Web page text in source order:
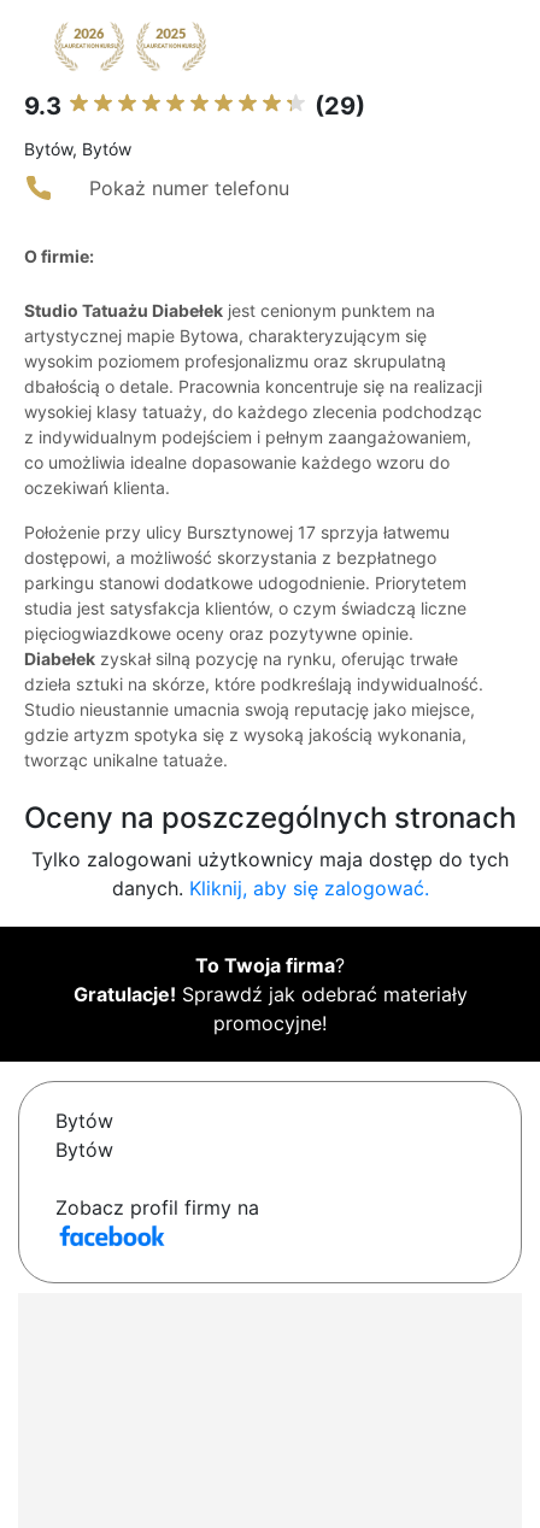
9.3 (29)
Bytów, Bytów
Pokaż numer telefonu
O firmie:
Studio Tatuażu Diabełek jest cenionym punktem na
artystycznej mapie Bytowa, charakteryzującym się
wysokim poziomem profesjonalizmu oraz skrupulatną
dbałością o detale. Pracownia koncentruje się na realizacji
wysokiej klasy tatuaży, do każdego zlecenia podchodząc
z indywidualnym podejściem i pełnym zaangażowaniem,
co umożliwia idealne dopasowanie każdego wzoru do
oczekiwań klienta.
Położenie przy ulicy Bursztynowej 17 sprzyja łatwemu
dostępowi, a możliwość skorzystania z bezpłatnego
parkingu stanowi dodatkowe udogodnienie. Priorytetem
studia jest satysfakcja klientów, o czym świadczą liczne
pięciogwiazdkowe oceny oraz pozytywne opinie.
Diabełek zyskał silną pozycję na rynku, oferując trwałe
dzieła sztuki na skórze, które podkreślają indywidualność.
Studio nieustannie umacnia swoją reputację jako miejsce,
gdzie artyzm spotyka się z wysoką jakością wykonania,
tworząc unikalne tatuaże.
Oceny na poszczególnych stronach
Tylko zalogowani użytkownicy maja dostęp do tych
danych. Kliknij, aby się zalogować.
To Twoja firma?
Gratulacje! Sprawdź jak odebrać materiały
promocyjne!
Bytów
Bytów
Zobacz profil firmy na